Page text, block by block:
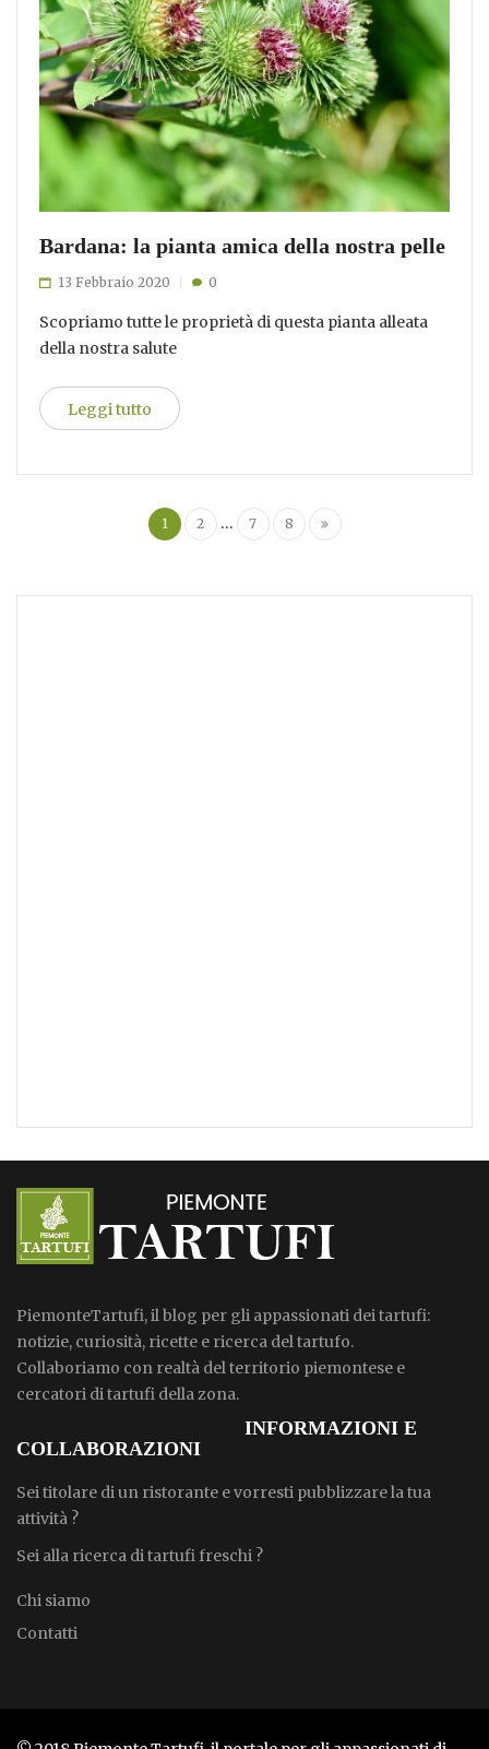
Bardana: la pianta amica della nostra pelle
13 Febbraio 2020 0
Scopriamo tutte le proprietà di questa pianta alleata
della nostra salute
Leggi tutto
1 2 … 7 8
PiemonteTartufi, il blog per gli appassionati dei tartufi:
notizie, curiosità, ricette e ricerca del tartufo.
Collaboriamo con realtà del territorio piemontese e
cercatori di tartufi della zona.
INFORMAZIONI E
COLLABORAZIONI
Sei titolare di un ristorante e vorresti pubblizzare la tua
attività ?
Sei alla ricerca di tartufi freschi ?
Chi siamo
Contatti